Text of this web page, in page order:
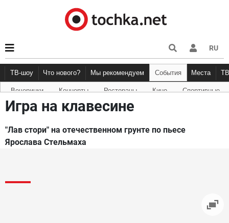
RU
ТВ-шоу Что нового?
Новости афиши Рецензии Куда пойти Точка
Мы рекомендуем События Места
Вечеринки Концерты Рестораны Кино Спортивные
Игра на клавесине
"Лав стори" на отечественном грунте по пьесе
Ярослава Стельмаха